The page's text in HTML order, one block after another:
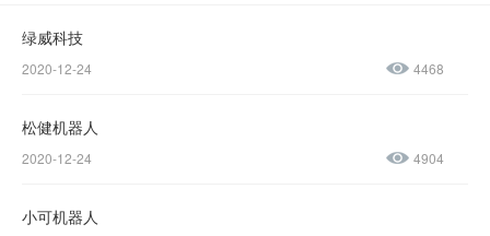
绿威科技
2020-12-24 4468
松健机器人
2020-12-24 4904
小可机器人